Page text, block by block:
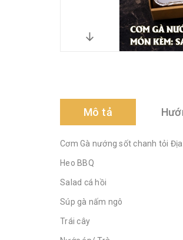
Mô tả
Cơm Gà nướng sốt chanh tỏi
Heo BBQ
Salad cá hồi
Súp gà nấm ngô
Trái cây